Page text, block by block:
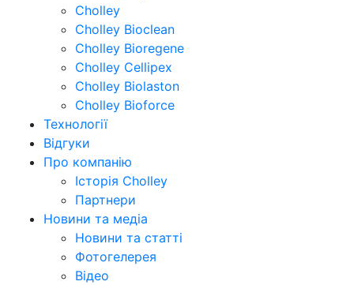
Cholley
Cholley Bioclean
Cholley Bioregene
Cholley Cellipex
Cholley Biolaston
Cholley Bioforce
Технології
Відгуки
Про компанію
Історія Cholley
Партнери
Новини та медіа
Новини та статті
Фотогелерея
Відео